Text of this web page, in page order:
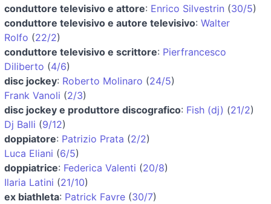
conduttore televisivo e attore: Enrico Silvestrin (30/5)
conduttore televisivo e autore televisivo: Walter
Rolfo (22/2)
conduttore televisivo e scrittore: Pierfrancesco
Diliberto (4/6)
disc jockey: Roberto Molinaro (24/5)
Frank Vanoli (2/3)
disc jockey e produttore discografico: Fish (dj) (21/2)
Dj Balli (9/12)
doppiatore: Patrizio Prata (2/2)
Luca Eliani (6/5)
doppiatrice: Federica Valenti (20/8)
Ilaria Latini (21/10)
ex biathleta: Patrick Favre (30/7)